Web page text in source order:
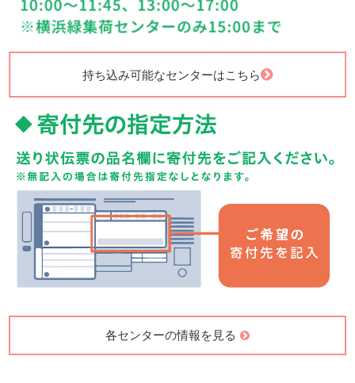
持ち込み可能なセンターはこちら
各センターの情報を見る